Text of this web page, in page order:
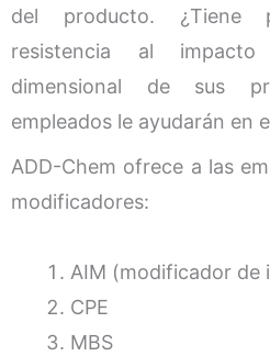
del producto. ¿Tiene
resistencia al
dimensional de sus
empleados le ayudarán en
ADD-Chem ofrece a las
modificadores:
AIM (modificador de
CPE
MBS